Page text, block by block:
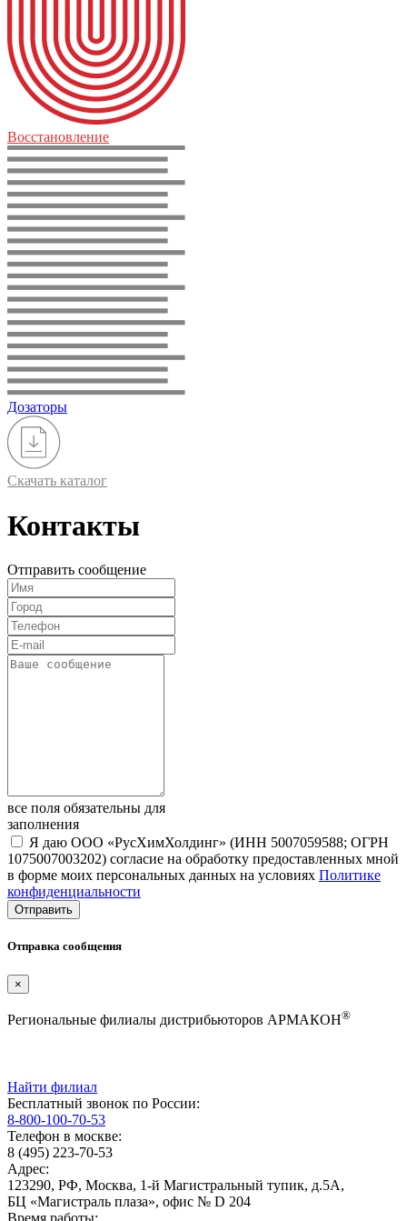
Восстановление
Дозаторы
Скачать каталог
Контакты
Отправить сообщение
все поля обязательны для
заполнения
Я даю ООО «РусХимХолдинг» (ИНН 5007059588; ОГРН
1075007003202) согласие на обработку предоставленных мной
в форме моих персональных данных на условиях Политике
конфиденциальности
Отправка сообщения
×
Региональные филиалы дистрибьюторов АРМАКОН®
Найти филиал
Бесплатный звонок по России:
8-800-100-70-53
Телефон в москве:
8 (495) 223-70-53
Адрес:
123290, РФ, Москва, 1-й Магистральный тупик, д.5А,
БЦ «Магистраль плаза», офис № D 204
Время работы: